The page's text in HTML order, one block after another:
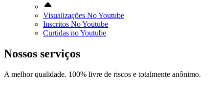
Visualizações No Youtube
Inscritos No Youtube
Curtidas no Youtube
Nossos serviços
A melhor qualidade. 100% livre de riscos e totalmente anônimo.